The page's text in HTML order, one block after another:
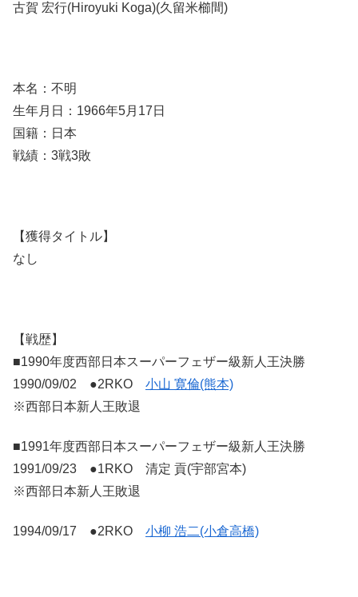
古賀 宏行(Hiroyuki Koga)(久留米櫛間)
本名：不明
生年月日：1966年5月17日
国籍：日本
戦績：3戦3敗
【獲得タイトル】
なし
【戦歴】
■1990年度西部日本スーパーフェザー級新人王決勝
1990/09/02 ●2RKO 小山 寛倫(熊本)
※西部日本新人王敗退
■1991年度西部日本スーパーフェザー級新人王決勝
1991/09/23 ●1RKO 清定 貢(宇部宮本)
※西部日本新人王敗退
1994/09/17 ●2RKO 小柳 浩二(小倉高橋)